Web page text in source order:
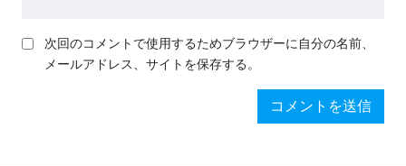
次回のコメントで使用するためブラウザーに自分の名前、
メールアドレス、サイトを保存する。